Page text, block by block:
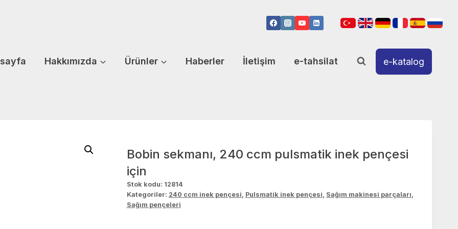
Hakkımızda Ürünler Haberler İletişim e-tahsilat e-katalog
Bobin sekmanı, 240 ccm pulsmatik inek pençesi
için
Stok kodu: 12814
Kategoriler: 240 ccm inek pençesi, Pulsmatik inek pençesi, Sağım makinesi parçaları,
Sağım pençeleri